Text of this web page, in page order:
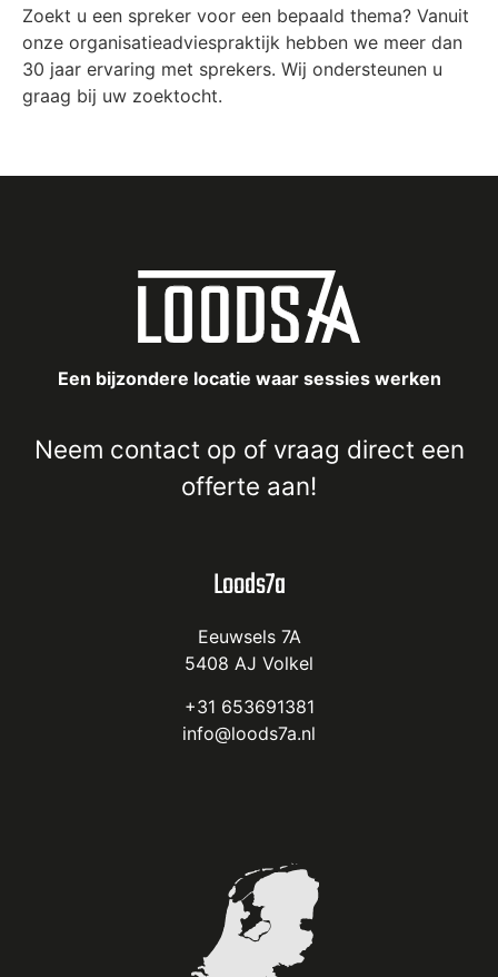
Zoekt u een spreker voor een bepaald thema? Vanuit
onze organisatieadviespraktijk hebben we meer dan
30 jaar ervaring met sprekers. Wij ondersteunen u
graag bij uw zoektocht.
Een bijzondere locatie waar sessies werken
Neem contact op of vraag direct een
offerte aan!
Loods7a
Eeuwsels 7A
5408 AJ Volkel
+31 653691381
info@loods7a.nl